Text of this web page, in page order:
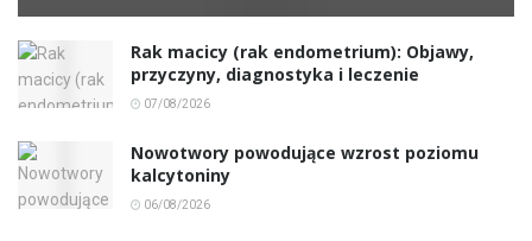
Rak macicy (rak endometrium): Objawy,
przyczyny, diagnostyka i leczenie
07/08/2026
Nowotwory powodujące wzrost poziomu
kalcytoniny
06/08/2026